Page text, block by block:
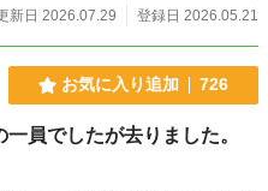
限り、自ら全てを捨てて家を出ること
新日 2026.07.29
登録日 2026.05.21
お気に入り追加 726
員でしたが去りました。